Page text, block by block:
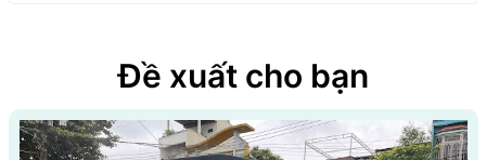
Đề xuất cho bạn